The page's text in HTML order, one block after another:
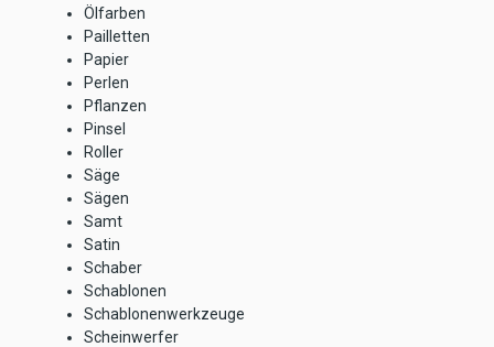
Ölfarben
Pailletten
Papier
Perlen
Pflanzen
Pinsel
Roller
Säge
Sägen
Samt
Satin
Schaber
Schablonen
Schablonenwerkzeuge
Scheinwerfer